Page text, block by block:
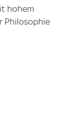
hohem
Philosophie